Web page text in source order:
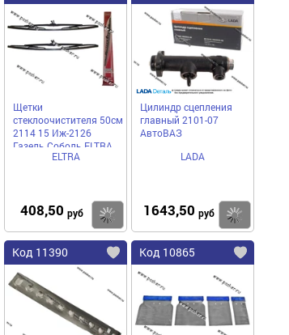
Щетки
стеклоочистителя 50см
2114 15 Иж-2126
Газель Соболь ELTRA
2115-5205070-04-М-К
ELTRA
408,50 руб Купить
Цилиндр сцепления
главный 2101-07
АвтоВАЗ
LADA
1643,50 руб
Код 11390 Код 10865